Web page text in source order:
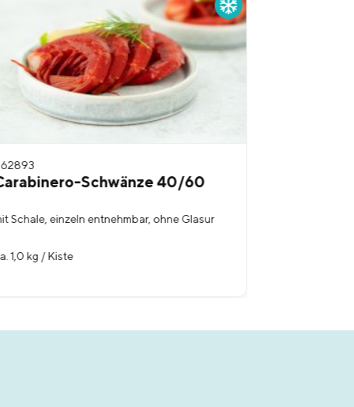
Schwänze 40/60
Schale, einzeln entnehmbar, ohne Glasur
1,0 kg / Kiste